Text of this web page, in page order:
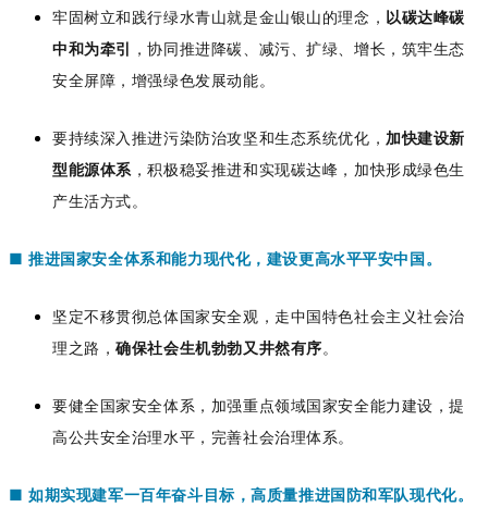
牢固树立和践行绿水青山就是金山银山的理念， 以碳达峰碳
中和为牵引 ，协同推进降碳、减污、扩绿、增长，筑牢生态
安全屏障，增强绿色发展动能。
要持续深入推进污染防治攻坚和生态系统优化， 加快建设新
型能源体系，积极稳妥推进和实现碳达峰，加快形成绿色生
产生活方式。
■ 推进国家安全体系和能力现代化，建设更高水平平安中国。
坚定不移贯彻总体国家安全观，走中国特色社会主义社会治
理之路，确保社会生机勃勃又井然有序。
要健全国家安全体系，加强重点领域国家安全能力建设，提
高公共安全治理水平，完善社会治理体系。
■ 如期实现建军一百年奋斗目标，高质量推进国防和军队现代化。